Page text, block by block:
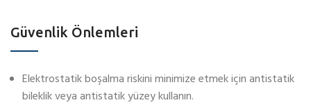
Güvenlik Önlemleri
Elektrostatik boşalma riskini minimize etmek için antistatik
bileklik veya antistatik yüzey kullanın.